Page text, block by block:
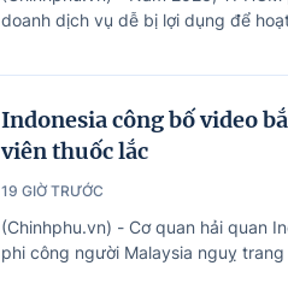
doanh dịch vụ dễ bị lợi dụng để
Indonesia công bố video
viên thuốc lắc
19 GIỜ TRƯỚC
(Chinhphu.vn) - Cơ quan hải quan
phi công người Malaysia nguỵ